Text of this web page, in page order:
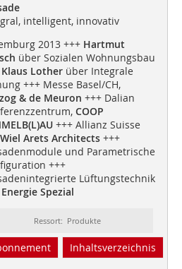
intelligent, innovativ
2013 +++ Hartmut
über Sozialen Wohnungsbau
Klaus Lotherüber Integrale
+++ Messe Basel/CH,
& de Meuron +++ Dalian
COOP
+++ Allianz Suisse
Wiel Arets Architects+++
und Parametrische
+++
Lüftungstechnik
Energie Spezial
Ressort: Produkte
Inhaltsverzeichnis